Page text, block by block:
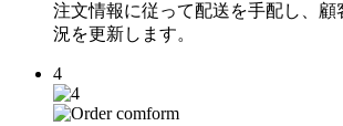
注文情報に従って配送を手配し、顧
況を更新します。
4